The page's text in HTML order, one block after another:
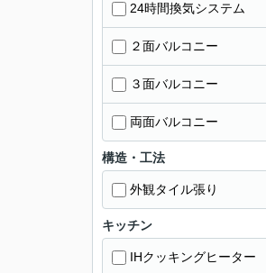
24時間換気システム
２面バルコニー
３面バルコニー
両面バルコニー
構造・工法
外観タイル張り
キッチン
IHクッキングヒーター